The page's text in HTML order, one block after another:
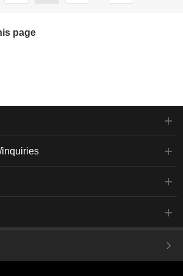
page
inquiries